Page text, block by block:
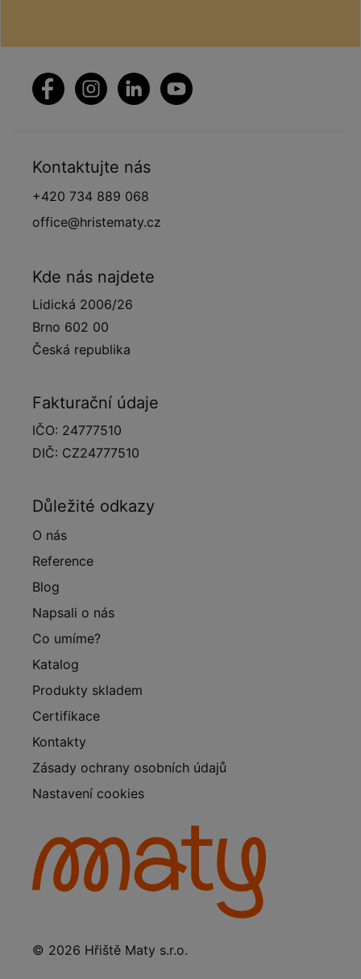
Kontaktujte nás
+420 734 889 068
office@hristematy.cz
Kde nás najdete
Lidická 2006/26
Brno 602 00
Česká republika
Fakturační údaje
IČO: 24777510
DIČ: CZ24777510
Důležité odkazy
O nás
Reference
Blog
Napsali o nás
Co umíme?
Katalog
Produkty skladem
Certifikace
Kontakty
Zásady ochrany osobních údajů
Nastavení cookies
© 2026 Hřiště Maty s.r.o.